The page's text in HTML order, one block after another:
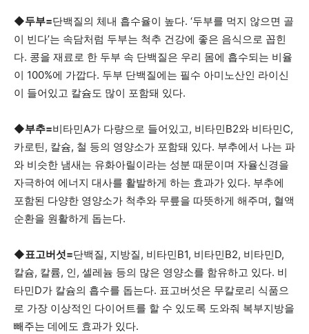
◆두부=단백질의 체내 흡수율이 높다. ‘두부를 먹지 않으면 골
이 빈다’는 속담처럼 두부는 척추 건강에 좋은 음식으로 꼽힌
다. 콩을 재료로 한 두부 속 단백질은 우리 몸에 흡수되는 비율
이 100%에 가깝다. 두부 단백질에는 필수 아미노산인 라이신
이 들어있고 칼슘도 많이 포함돼 있다.
◆부추=비타민A가 다량으로 들어있고, 비타민B2와 비타민C,
카로틴, 칼슘, 철 등의 영양소가 포함돼 있다. 부추에서 나는 파
와 비슷한 냄새는 유화아릴이라는 성분 때문이며 자율신경을
자극하여 에너지 대사를 활발하게 하는 효과가 있다. 부추에
포함된 다양한 영양소가 척추와 무릎을 따뜻하게 해주며, 혈액
순환을 원활하게 돕는다.
◆표고버섯=단백질, 지방질, 비타민B1, 비타민B2, 비타민D,
칼슘, 칼륨, 인, 셀레늄 등의 많은 영양소를 함유하고 있다. 비
타민D가 칼슘의 흡수를 돕는다. 표고버섯은 무칼로리 식품으
로 가장 이상적인 다이어트를 할 수 있도록 도와줘 복부지방을
빼주는 데에도 효과가 있다.